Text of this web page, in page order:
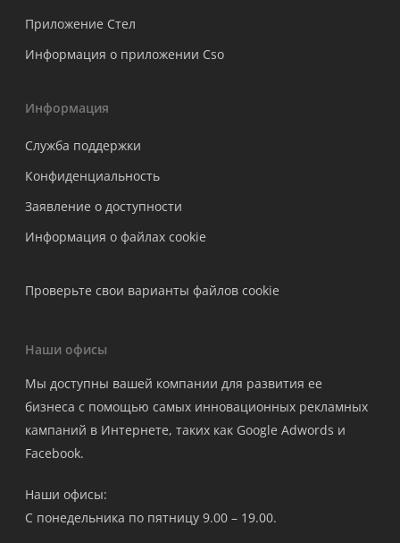
Приложение Стел
Информация о приложении Cso
Информация
Служба поддержки
Конфиденциальность
Заявление о доступности
Информация о файлах cookie
Проверьте свои варианты файлов cookie
Наши офисы
Мы доступны вашей компании для развития ее
бизнеса с помощью самых инновационных рекламных
кампаний в Интернете, таких как Google Adwords и
Facebook.
Наши офисы:
С понедельника по пятницу 9.00 – 19.00.